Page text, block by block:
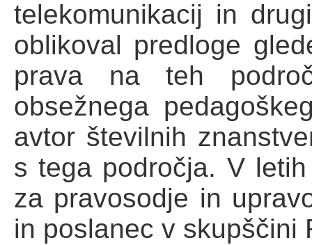
telekomunikacij in
oblikoval predloge
prava na teh
obsežnega
avtor številnih
s tega področja. V
za pravosodje in
in poslanec v skupščini